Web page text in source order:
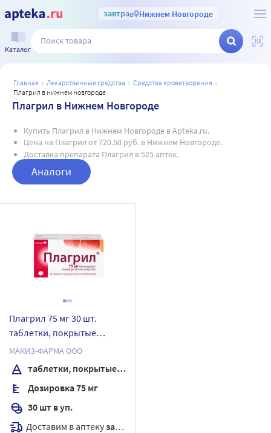
завтрав Нижнем Новгороде
Каталог
главная лекарственные средства
средства кроветворения
плагрил в нижнем новгороде
Плагрил в Нижнем Новгороде
Купить Плагрил в Нижнем Новгороде в Apteka.ru.
Цена на Плагрил от 720.50 руб. в Нижнем Новгороде.
Доставка препарата Плагрил в 525 аптек.
Аналоги
Плагрил 75 мг 30 шт.
таблетки, покрытые
пленочной оболочкой
МАКИЗ-ФАРМА ООО
таблетки, покрытые пленочной оболочкой
Дозировка 75 мг
30 шт в уп.
Доставим в аптекузавтра